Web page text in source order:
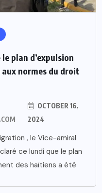
plan d’expulsion
normes du droit
OCTOBER 16,
2024
, le Vice-amiral
ce lundi que le plan
des haïtiens a été